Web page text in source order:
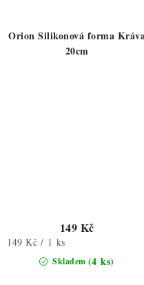
Orion Silikonová forma
20cm
Skladem (4 ks)
149 Kč
Měrná
149 Kč / 1 ks